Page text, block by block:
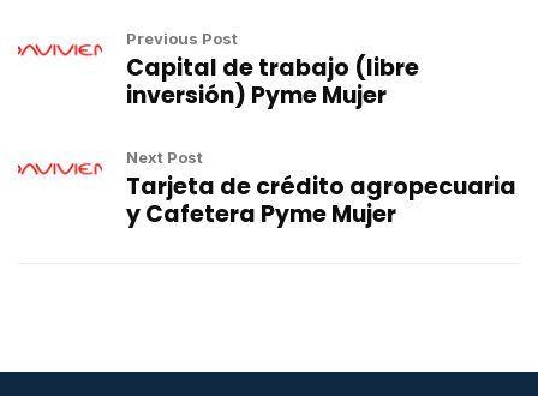
Previous Post
Capital de trabajo (libre
inversión) Pyme Mujer
Next Post
Tarjeta de crédito agropecuaria
y Cafetera Pyme Mujer